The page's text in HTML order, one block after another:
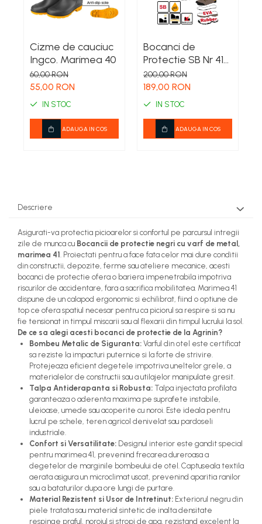
Pesticide
Adjuvant
Diverse
Erbicid
Tratamente repaus vegetativ
KG
ECOLOGICE
Ingrasaminte plante - FLORI
Ingrasaminte plante - FLORI -
GEL
Casa, Gradina
Accesorii agricole
Accesorii gard electric
Accesorii irigat
Araci/ Suporti plante
Candele / Rezerve / Lumanari
Carabine/ carlige
Diverse casa si gradina
Diverse depozitare
Echipament protectie gradina
Fir/Ata de legat
Foarfeci
Cizme de cauciuc
Ingco. Marimea 40
60,00 RON
55,00 RON
IN STOC
ADAUGA IN COS
Bocanci de
Protectie SB Nr 41
INGCO -
Incaltaminte de
Lucru cu Bombeu
Metalic pentru
Santier si
Agricultura
200,00 RON
189,00 RON
IN STOC
ADAUGA IN COS
Descriere
Asigurati-va protectia picioarelor si confortul pe parcursul intregii
zile de munca cu Bocancii de protectie negri cu varf de metal,
marimea 41
. Proiectati pentru a face fata celor mai dure conditii
din constructii, depozite, ferme sau ateliere mecanice, acesti
bocanci de protectie ofera o bariera impenetrabila impotriva
riscurilor de accidentare, fara a sacrifica mobilitatea. Marimea 41
dispune de un calapod ergonomic si echilibrat, fiind o optiune de
top ce ofera spatiul necesar pentru ca piciorul sa respire si sa nu
fie tensionat in timpul miscarii sau al flexarii din timpul lucrului la sol.
De ce sa alegi acesti bocanci de protectie de la Agrinin?
Bombeu Metalic de Siguranta: Varful din otel este certificat
sa reziste la impacturi puternice si la forte de strivire.
Protejeaza eficient degetele impotriva uneltelor grele, a
materialelor de constructii sau a utilajelor manipulate gresit.
Talpa Antiderapanta si Robusta: Talpa injectata profilata
garanteaza o aderenta maxima pe suprafete instabile,
uleioase, umede sau acoperite cu noroi. Este ideala pentru
lucrul pe schele, teren agricol denivelat sau pardoseli
industriale.
Confort si Versatilitate: Designul interior este gandit special
pentru marimea 41, prevenind frecarea dureroasa a
degetelor de marginile bombeului de otel. Captuseala textila
aerata asigura un microclimat uscat, prevenind aparitia ranilor
sau a bataturilor dupa ore lungi de purtare.
Material Rezistent si Usor de Intretinut: Exteriorul negru din
piele tratata sau material sintetic de inalta densitate
respinge praful, noroiul si stropi de apa, rezistand excelent la